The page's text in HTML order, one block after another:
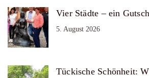
Vier Städte – ein
5. August 2026
Tückische Schönheit: